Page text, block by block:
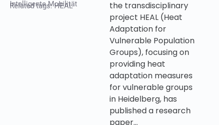
Intelligente Mobilität
Related tags:HEAL
the transdisciplinary
project HEAL (Heat
Adaptation for
Vulnerable Population
Groups), focusing on
providing heat
adaptation measures
for vulnerable groups
in Heidelberg, has
published a research
paper…